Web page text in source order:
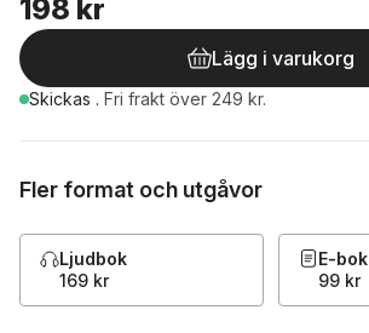
198 kr
Lägg i varukorg
Skickas . Fri frakt över 249 kr.
Fler format och utgåvor
Ljudbok
169 kr
E-bok
99 kr